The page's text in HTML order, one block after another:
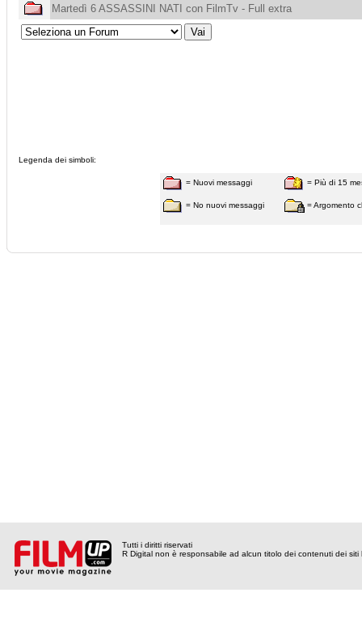
Martedì 6 ASSASSINI NATI con FilmTv - Full extra
Legenda dei simboli:
= Nuovi messaggi
= No nuovi messaggi
= Più di 15
= Argomento
Tutti i diritti riservati
R Digital non è responsabile ad alcun titolo dei contenuti dei siti